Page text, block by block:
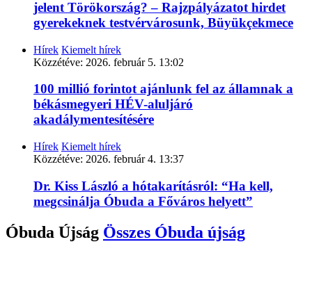
jelent Törökország? – Rajzpályázatot hirdet
gyerekeknek testvérvárosunk, Büyükçekmece
Hírek Kiemelt hírek
Közzétéve: 2026. február 5. 13:02
100 millió forintot ajánlunk fel az államnak a
békásmegyeri HÉV-aluljáró
akadálymentesítésére
Hírek Kiemelt hírek
Közzétéve: 2026. február 4. 13:37
Dr. Kiss László a hótakarításról: “Ha kell,
megcsinálja Óbuda a Főváros helyett”
Óbuda Újság Összes Óbuda újság